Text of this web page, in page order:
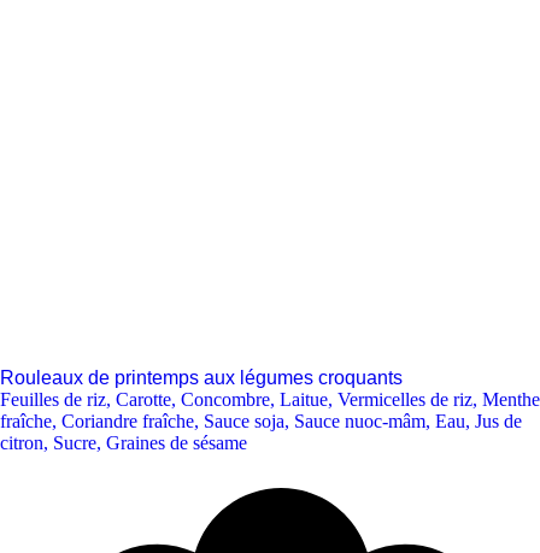
Rouleaux de printemps aux légumes croquants
Feuilles de riz, Carotte, Concombre, Laitue, Vermicelles de riz, Menthe
fraîche, Coriandre fraîche, Sauce soja, Sauce nuoc-mâm, Eau, Jus de
citron, Sucre, Graines de sésame